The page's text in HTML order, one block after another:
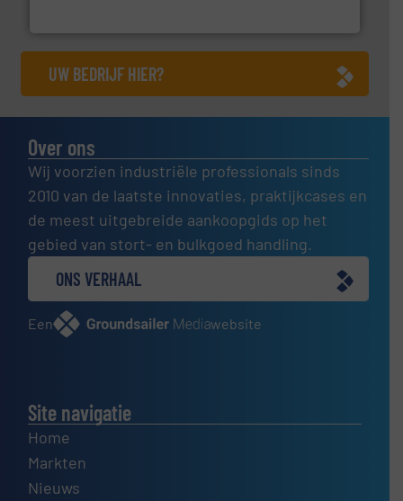
UW BEDRIJF HIER?
Over ons
Wij voorzien industriële professionals sinds
2010 van de laatste innovaties, praktijkcases en
de meest uitgebreide aankoopgids op het
gebied van stort- en bulkgoed handling.
ONS VERHAAL
Een website
Site navigatie
Home
Markten
Nieuws